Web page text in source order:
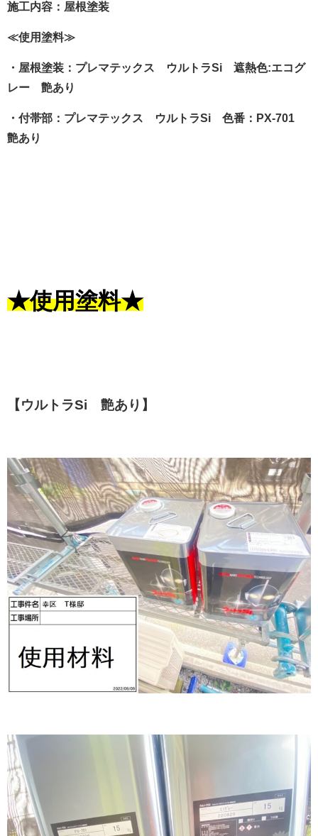
施工内容：屋根塗装
≪使用塗料≫
・屋根塗装：プレマテックス ウルトラSi 遮熱色:エコグ
レー 艶あり
・付帯部：プレマテックス ウルトラSi 色番：PX-701
艶あり
★使用塗料★
【ウルトラSi 艶あり】